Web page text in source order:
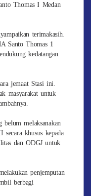
Thomas I Medan
terimakasih.
Santo Thomas 1
kedatangan
jemaat Stasi ini.
masyarakat untuk
belum melaksanakan
khusus kepada
dan ODGJ untuk
penjemputan
berbagi